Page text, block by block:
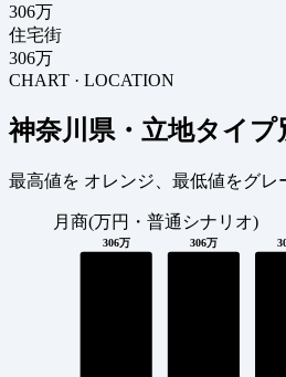
306万
住宅街
306万
CHART · LOCATION
神奈川県・立地タイプ
最高値を オレンジ 、最低値をグレ
月商(万円・普通シナリオ)
306万 306万